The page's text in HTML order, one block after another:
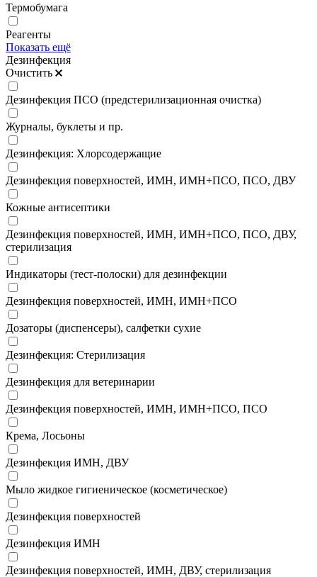
Термобумага
Реагенты
Показать ещё
Дезинфекция
Очистить
Дезинфекция ПСО (предстерилизационная очистка)
Журналы, буклеты и пр.
Дезинфекция: Хлорсодержащие
Дезинфекция поверхностей, ИМН, ИМН+ПСО, ПСО, ДВУ
Кожные антисептики
Дезинфекция поверхностей, ИМН, ИМН+ПСО, ПСО, ДВУ,
стерилизация
Индикаторы (тест-полоски) для дезинфекции
Дезинфекция поверхностей, ИМН, ИМН+ПСО
Дозаторы (диспенсеры), салфетки сухие
Дезинфекция: Стерилизация
Дезинфекция для ветеринарии
Дезинфекция поверхностей, ИМН, ИМН+ПСО, ПСО
Крема, Лосьоны
Дезинфекция ИМН, ДВУ
Мыло жидкое гигиеническое (косметическое)
Дезинфекция поверхностей
Дезинфекция ИМН
Дезинфекция поверхностей, ИМН, ДВУ, стерилизация